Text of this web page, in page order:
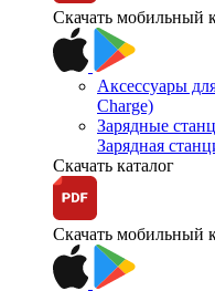
Скачать мобильный
Аксессуары
Charge)
Зарядные
Зарядная
Скачать каталог
Скачать мобильный